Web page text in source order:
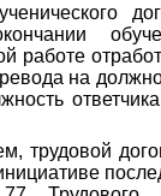
работе
на
трудовой